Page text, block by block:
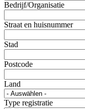
Bedrijf/Organisatie
Straat en huisnummer
Stad
Postcode
Land
Type registratie